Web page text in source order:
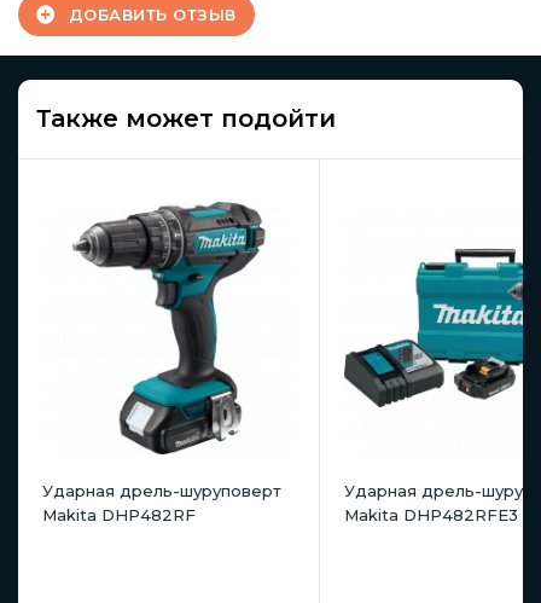
ДОБАВИТЬ ОТЗЫВ
Также может подойти
Ударная дрель-шуруповерт
Makita DHP482RF
Ударная дрель-
Makita DHP482RFE3